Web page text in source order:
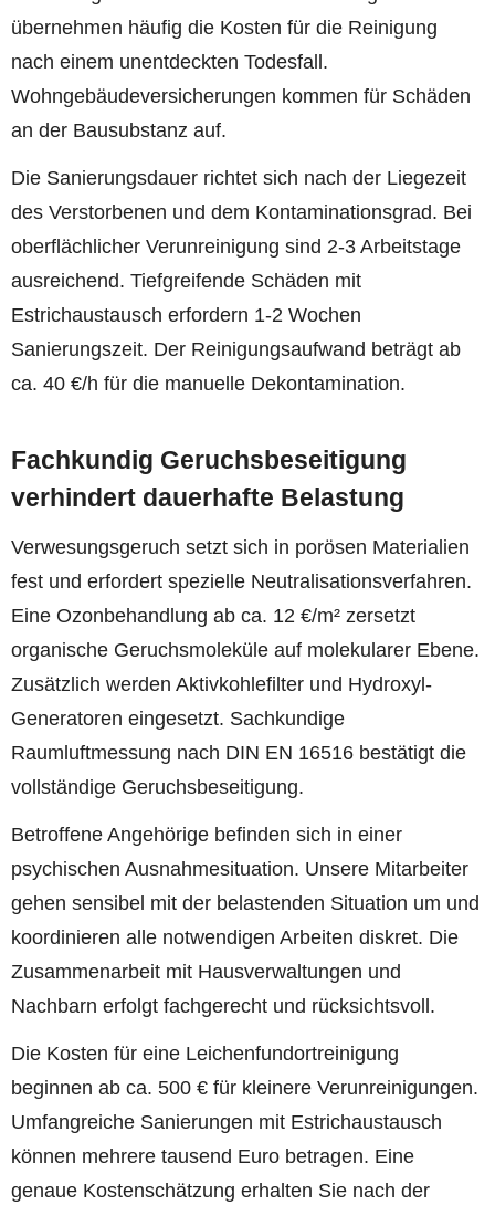
übernehmen häufig die Kosten für die Reinigung
nach einem unentdeckten Todesfall.
Wohngebäudeversicherungen kommen für Schäden
an der Bausubstanz auf.
Die Sanierungsdauer richtet sich nach der Liegezeit
des Verstorbenen und dem Kontaminationsgrad. Bei
oberflächlicher Verunreinigung sind 2-3 Arbeitstage
ausreichend. Tiefgreifende Schäden mit
Estrichaustausch erfordern 1-2 Wochen
Sanierungszeit. Der Reinigungsaufwand beträgt ab
ca. 40 €/h für die manuelle Dekontamination.
Fachkundig Geruchsbeseitigung
verhindert dauerhafte Belastung
Verwesungsgeruch setzt sich in porösen Materialien
fest und erfordert spezielle Neutralisationsverfahren.
Eine Ozonbehandlung ab ca. 12 €/m² zersetzt
organische Geruchsmoleküle auf molekularer Ebene.
Zusätzlich werden Aktivkohlefilter und Hydroxyl-
Generatoren eingesetzt. Sachkundige
Raumluftmessung nach DIN EN 16516 bestätigt die
vollständige Geruchsbeseitigung.
Betroffene Angehörige befinden sich in einer
psychischen Ausnahmesituation. Unsere Mitarbeiter
gehen sensibel mit der belastenden Situation um und
koordinieren alle notwendigen Arbeiten diskret. Die
Zusammenarbeit mit Hausverwaltungen und
Nachbarn erfolgt fachgerecht und rücksichtsvoll.
Die Kosten für eine Leichenfundortreinigung
beginnen ab ca. 500 € für kleinere Verunreinigungen.
Umfangreiche Sanierungen mit Estrichaustausch
können mehrere tausend Euro betragen. Eine
genaue Kostenschätzung erhalten Sie nach der